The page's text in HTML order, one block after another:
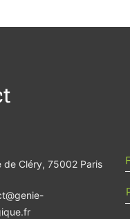
de Cléry, 75002 Paris